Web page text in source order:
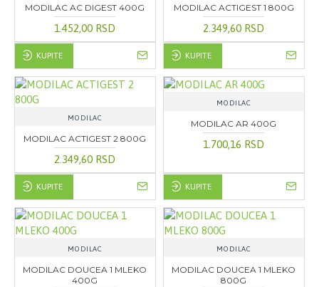
MODILAC AC DIGEST 400G
1.452,00 RSD
KUPITE
MODILAC ACTIGEST 1 800G
2.349,60 RSD
KUPITE
MODILAC
MODILAC ACTIGEST 2 800G
2.349,60 RSD
KUPITE
MODILAC
MODILAC AR 400G
1.700,16 RSD
KUPITE
MODILAC
MODILAC DOUCEA 1 MLEKO
400G
MODILAC
MODILAC DOUCEA 1 MLEKO
800G